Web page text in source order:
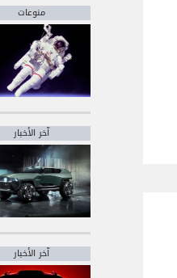
منوعات
آخر الأخبار
آخر الأخبار